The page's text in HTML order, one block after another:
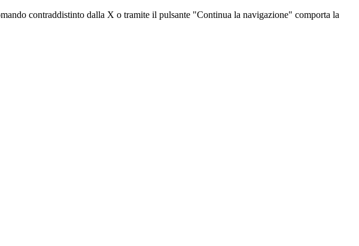
contraddistinto dalla X o tramite il pulsante "Continua la navigazione" comporta la